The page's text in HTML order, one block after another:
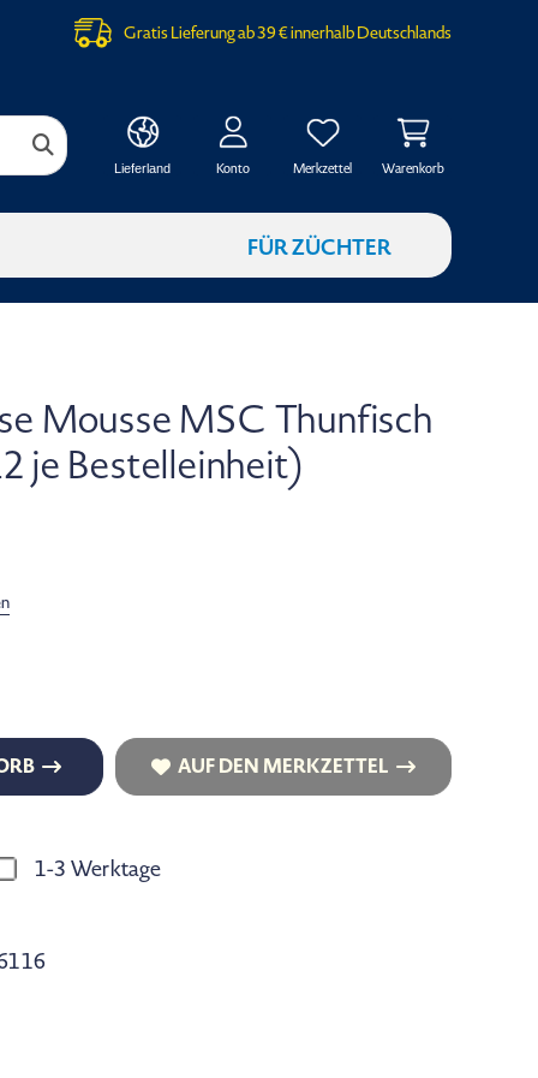
Gratis Lieferung ab 39 € innerhalb Deutschlands
Lieferland Konto Merkzettel Warenkorb
FÜR ZÜCHTER
Mousse MSC Thunfisch
je Bestelleinheit)
AUF DEN MERKZETTEL
AUF DEN MERKZETTEL
1-3 Werktage